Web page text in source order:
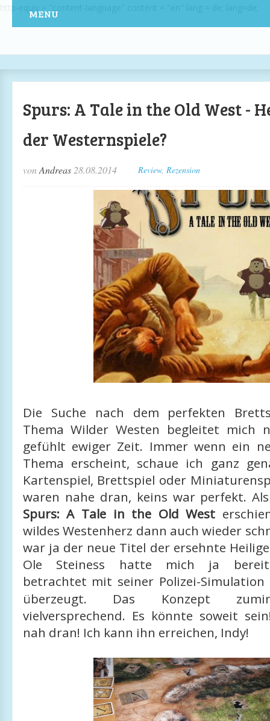
MENU
Spurs: A Tale in the Old West -
der Westernspiele?
vonAndreas 28.08.2014 Review, Rezension
Die Suche nach dem perfekten
Thema Wilder Westen begleitet mich
gefühlt ewiger Zeit. Immer wenn ein
Thema erscheint, schaue ich ganz
Kartenspiel, Brettspiel oder
waren nahe dran, keins war perfekt.
Spurs: A Tale in the Old West
wildes Westenherz dann auch wieder
war ja der neue Titel der ersehnte
Ole Steiness hatte mich ja
betrachtet mit seiner Polizei-Simulation
überzeugt. Das Konzept
vielversprechend. Es könnte soweit
nah dran! Ich kann ihn erreichen, Indy!